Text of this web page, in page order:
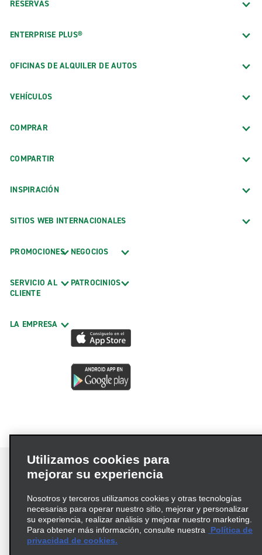
RESERVAS
ENTERPRISE PLUS®
OFICINAS DE ALQUILER DE AUTOS
VEHÍCULOS
COMPRAR
COMPARTIR
INSPIRACIÓN
SITIOS WEB INTERNACIONALES
PROMOCIONES
SERVICIO AL
CLIENTE
LA EMPRESA
NEGOCIOS
PATROCINIOS
Términos de uso
Política de privacidad
Política de cookies
Información de Salud del Consumidor
Utilizamos cookies para
mejorar su experiencia
Nosotros y terceros utilizamos cookies y otras tecnologías
necesarias para operar nuestro sitio, mejorar y personalizar
su experiencia, realizar análisis y mejorar nuestro marketing.
Para obtener más información, consulte nuestra
Política de
privacidad de cookies.